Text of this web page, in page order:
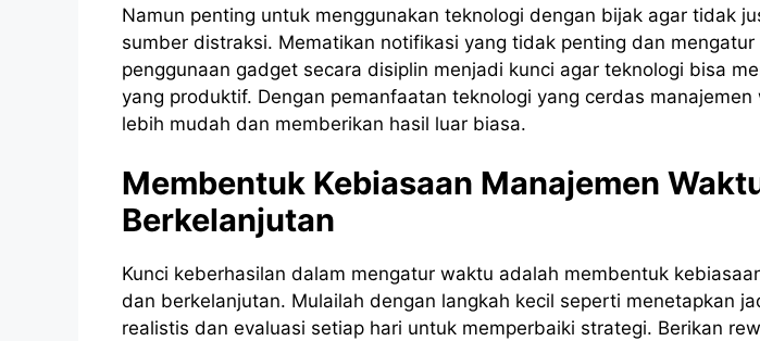
Namun penting untuk menggunakan teknologi dengan bijak agar tidak
sumber distraksi. Mematikan notifikasi yang tidak penting dan mengatur
penggunaan gadget secara disiplin menjadi kunci agar teknologi bisa
yang produktif. Dengan pemanfaatan teknologi yang cerdas manajemen
lebih mudah dan memberikan hasil luar biasa.
Membentuk Kebiasaan Manajemen
Berkelanjutan
Kunci keberhasilan dalam mengatur waktu adalah membentuk
dan berkelanjutan. Mulailah dengan langkah kecil seperti menetapkan
realistis dan evaluasi setiap hari untuk memperbaiki strategi. Berikan